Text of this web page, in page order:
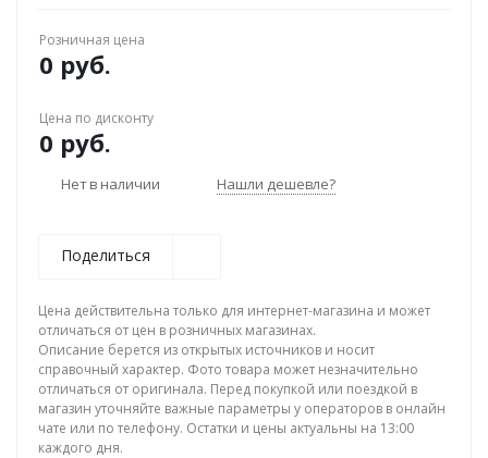
Розничная цена
0 руб.
Цена по дисконту
0 руб.
Нет в наличии Нашли дешевле?
Поделиться
Цена действительна только для интернет-магазина и может
отличаться от цен в розничных магазинах.
Описание берется из открытых источников и носит
справочный характер. Фото товара может незначительно
отличаться от оригинала. Перед покупкой или поездкой в
магазин уточняйте важные параметры у операторов в онлайн
чате или по телефону. Остатки и цены актуальны на 13:00
каждого дня.